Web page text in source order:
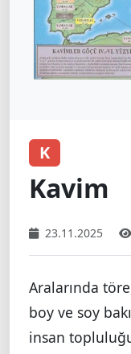
K
Kavim
23.11.2025
Aralarında
boy ve soy
insan